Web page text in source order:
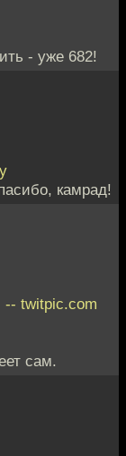
- уже 682!
камрад!
-- twitpic.com
сам.